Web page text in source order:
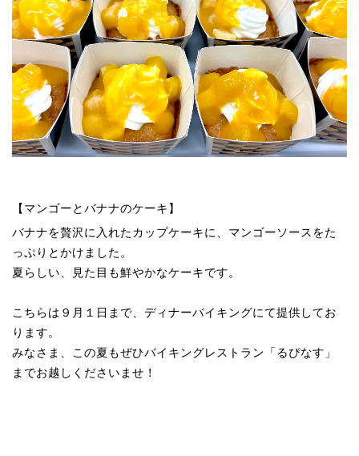
【マンゴーとバナナのケーキ】
バナナを贅沢に入れたカップケーキに、マンゴーソースをた
っぷりとかけました。
夏らしい、見た目も鮮やかなケーキです。
こちらは９月１日まで、ディナーバイキングにて提供してお
ります。
みなさま、この夏もぜひバイキングレストラン「るぴなす」
までお越しくださいませ！